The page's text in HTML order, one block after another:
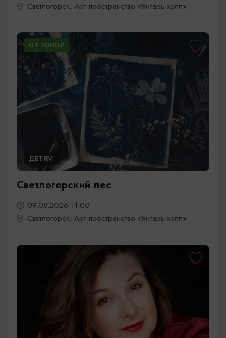
Светлогорск, Арт-пространство «Янтарь-холл»
ОТ 2000₽
ДЕТЯМ
Светлогорский лес
09.08.2026 11:00
Светлогорск, Арт-пространство «Янтарь-холл»